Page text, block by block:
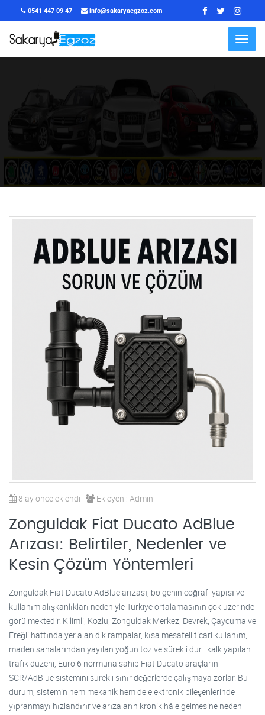
0541 447 09 47 info@sakaryaegzoz.com
Menu
8 ay önce eklendi | Ekleyen : Admin
Zonguldak Fiat Ducato AdBlue
Arızası: Belirtiler, Nedenler ve
Kesin Çözüm Yöntemleri
Zonguldak Fiat Ducato AdBlue arızası, bölgenin coğrafi yapısı ve
kullanım alışkanlıkları nedeniyle Türkiye ortalamasının çok üzerinde
görülmektedir. Kilimli, Kozlu, Zonguldak Merkez, Devrek, Çaycuma ve
Ereğli hattında yer alan dik rampalar, kısa mesafeli ticari kullanım,
maden sahalarından yayılan yoğun toz ve sürekli dur–kalk yapılan
trafik düzeni, Euro 6 normuna sahip Fiat Ducato araçların
SCR/AdBlue sistemini sürekli sınır değerlerde çalışmaya zorlar. Bu
durum, sistemin hem mekanik hem de elektronik bileşenlerinde
yıpranmayı hızlandırır ve arızaların kronik hâle gelmesine neden